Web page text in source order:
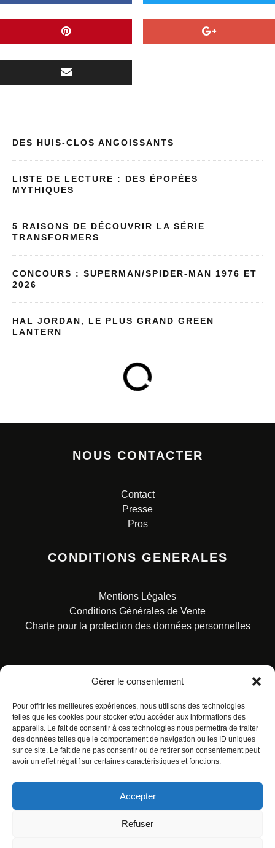
Gérer le consentement
Pour offrir les meilleures expériences, nous utilisons des technologies
telles que les cookies pour stocker et/ou accéder aux informations des
appareils. Le fait de consentir à ces technologies nous permettra de traiter
des données telles que le comportement de navigation ou les ID uniques
sur ce site. Le fait de ne pas consentir ou de retirer son consentement peut
avoir un effet négatif sur certaines caractéristiques et fonctions.
Accepter
Refuser
DES HUIS-CLOS ANGOISSANTS
LISTE DE LECTURE : DES ÉPOPÉES
MYTHIQUES
5 RAISONS DE DÉCOUVRIR LA SÉRIE
TRANSFORMERS
CONCOURS : SUPERMAN/SPIDER-MAN 1976 ET
2026
HAL JORDAN, LE PLUS GRAND GREEN
LANTERN
NOUS CONTACTER
Contact
Presse
Pros
CONDITIONS GENERALES
Mentions Légales
Conditions Générales de Vente
Charte pour la protection des données personnelles
© ALL RIGHTS RESERVED. URBAN COMICS POUR LES
ÉDITIONS FRANÇAISES.